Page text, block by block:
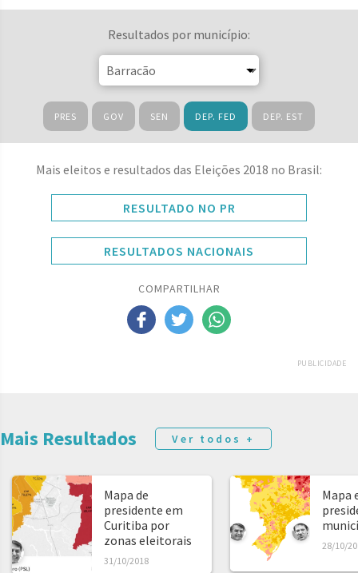
Resultados por município:
PRES GOV SEN DEP. FED DEP. EST
Mais eleitos e resultados das Eleições 2018 no Brasil:
RESULTADO NO PR
RESULTADOS NACIONAIS
COMPARTILHAR
PUBLICIDADE
Mais Resultados Ver todos +
Mapa de
presidente em
Curitiba por
zonas eleitorais
31/10/2018
Mapa
28/10/